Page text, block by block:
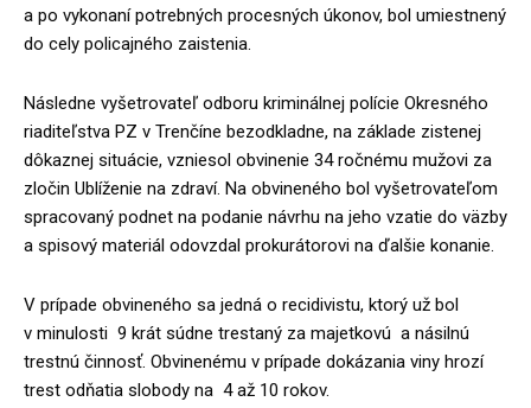
a po vykonaní potrebných procesných úkonov, bol umiestnený
do cely policajného zaistenia.
Následne vyšetrovateľ odboru kriminálnej polície Okresného
riaditeľstva PZ v Trenčíne bezodkladne, na základe zistenej
dôkaznej situácie, vzniesol obvinenie 34 ročnému mužovi za
zločin Ublíženie na zdraví. Na obvineného bol vyšetrovateľom
spracovaný podnet na podanie návrhu na jeho vzatie do väzby
a spisový materiál odovzdal prokurátorovi na ďalšie konanie.
V prípade obvineného sa jedná o recidivistu, ktorý už bol
v minulosti 9 krát súdne trestaný za majetkovú a násilnú
trestnú činnosť. Obvinenému v prípade dokázania viny hrozí
trest odňatia slobody na 4 až 10 rokov.